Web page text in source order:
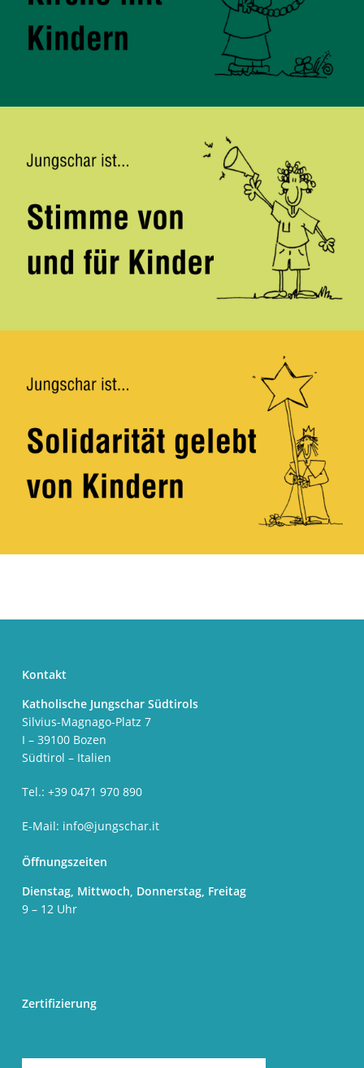
Kontakt
Katholische Jungschar Südtirols
Silvius-Magnago-Platz 7
I – 39100 Bozen
Südtirol – Italien
Tel.: +39 0471 970 890
E-Mail: info@jungschar.it
Öffnungszeiten
Dienstag, Mittwoch, Donnerstag, Freitag
9 – 12 Uhr
Zertifizierung